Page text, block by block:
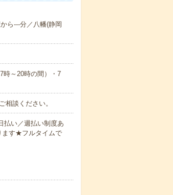
ら---分／八幡(静岡
時～20時の間）・7
談ください。
い／週払い制度あ
ます★フルタイムで